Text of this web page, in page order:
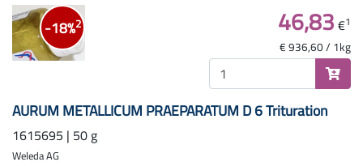
-18%2
AURUM METALLICUM PRAEPARATUM D 6 Trituration
1615695 | 50 g
Weleda AG
46,83€1
€ 936,60 / 1kg